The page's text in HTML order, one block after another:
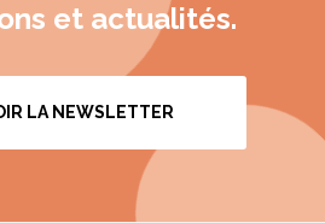
et actualités.
LA NEWSLETTER